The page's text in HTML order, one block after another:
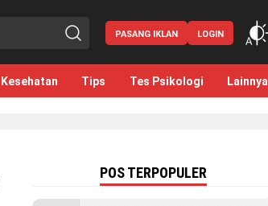
PASANG IKLAN LOGIN
Kesehatan Tips Tes Psikologi Lainnya
POS TERPOPULER